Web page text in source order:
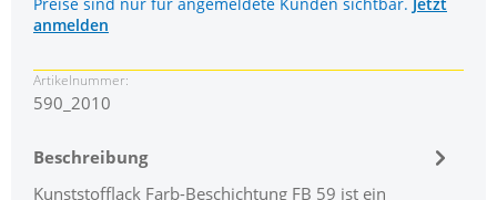
Preise sind nur für angemeldete Kunden sichtbar. Jetzt
anmelden
Artikelnummer:
590_2010
Beschreibung
Kunststofflack Farb-Beschichtung FB 59 ist ein